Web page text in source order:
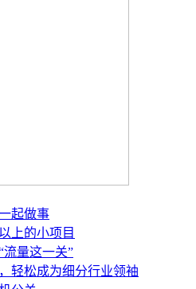
起做事
上的小项目
流量这一关”
轻松成为细分行业领袖